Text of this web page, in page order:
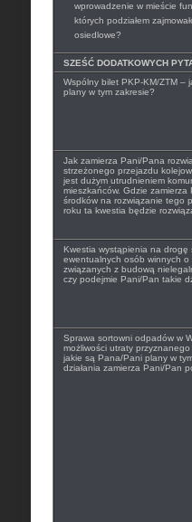
wprowadzenie w mieście
których podziałem
osiedlowe?
SZEŚĆ DODATKOWYCH
Wspólny bilet PKP-KM/ZTM –
plany w tym zakresie?
Jak zamierza Pani/Pana
strzeżonego przejazdu
jest dużym utrudnieniem
mieszkańców. Gdzie zamierza
środków na rozwiązanie tego
roku ta kwestia będzie
Kwestia wystąpienia na drogę
ewentualnych osób winnych o
związanych z budową
czy podejmie Pani/Pan takie
Sprawa sortowni odpadów w
możliwości utraty
jakie są Pana/Pani plany w
działania zamierza Pani/Pan